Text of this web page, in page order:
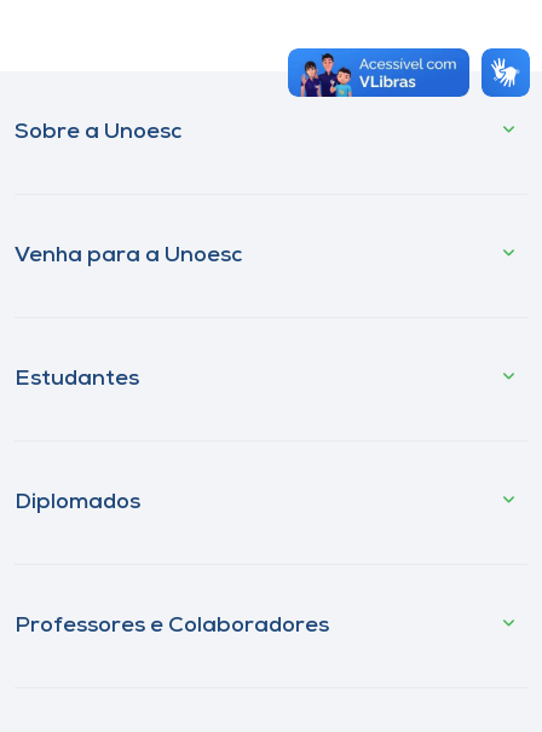
Sobre a Unoesc
Venha para a Unoesc
Estudantes
Diplomados
Professores e Colaboradores